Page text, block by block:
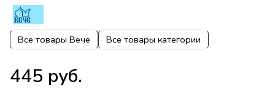
Все товары Вече Все товары категории
445 руб.